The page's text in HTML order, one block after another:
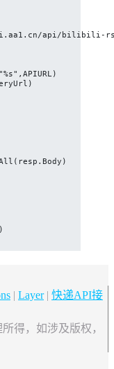
| Layer| 快递API接
得，如涉及版权，